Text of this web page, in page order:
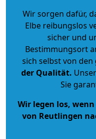
Wir sorgen dafür,
Elbe reibungslos
sicher und
Bestimmungsort
sich selbst von den
der Qualität.
Sie
Wir legen los,
von Reutlingen